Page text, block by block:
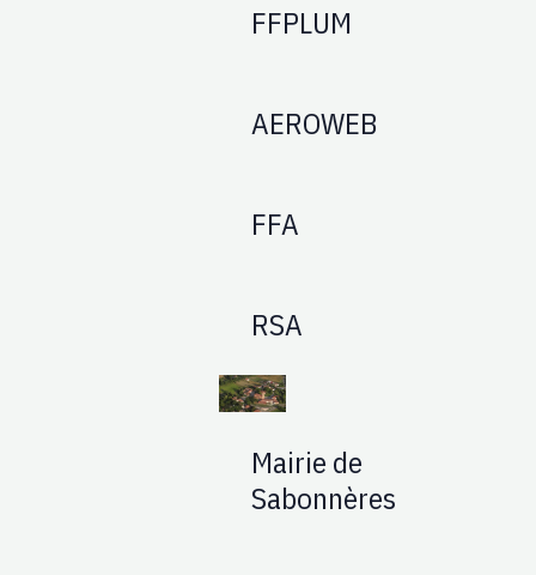
FFPLUM
AEROWEB
FFA
RSA
Mairie de
Sabonnères